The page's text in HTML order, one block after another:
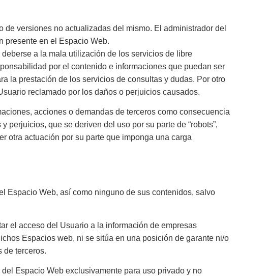
versiones no actualizadas del mismo. El administrador del
presente en el Espacio Web.
a la mala utilización de los servicios de libre
por el contenido e informaciones que puedan ser
la prestación de los servicios de consultas y dudas. Por otro
reclamado por los daños o perjuicios causados.
acciones o demandas de terceros como consecuencia
que se deriven del uso por su parte de “robots”,
otra actuación por su parte que imponga una carga
Espacio Web, así como ninguno de sus contenidos, salvo
el acceso del Usuario a la información de empresas
Espacios web, ni se sitúa en una posición de garante ni/o
de terceros.
Espacio Web exclusivamente para uso privado y no